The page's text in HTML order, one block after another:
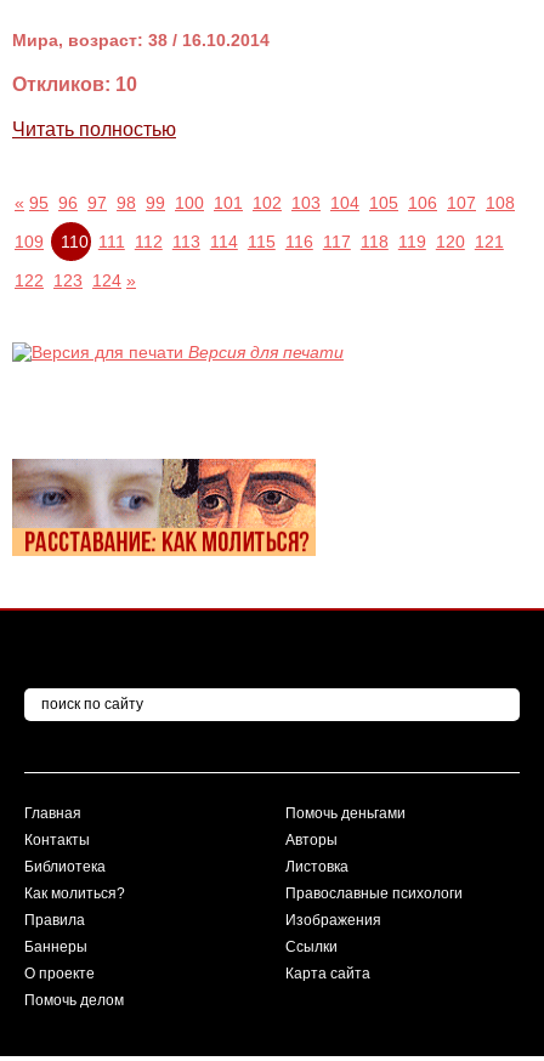
Мира, возраст: 38 / 16.10.2014
Откликов: 10
Читать полностью
« 95 96 97 98 99 100 101 102 103 104 105 106 107
108
109
110 111 112 113 114 115 116 117 118 119 120 121
122
123 124 »
Версия для печати
Главная
Контакты
Библиотека
Как молиться?
Правила
Баннеры
О проекте
Помочь делом
Помочь деньгами
Авторы
Листовка
Православные психологи
Изображения
Ссылки
Карта сайта